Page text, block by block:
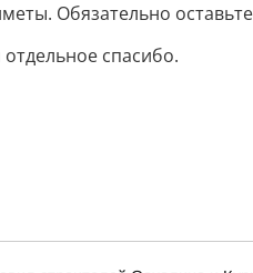
Обязательно
спасибо.